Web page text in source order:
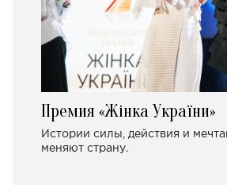
Премия «Жінка України»
Истории силы, действия и
меняют страну.